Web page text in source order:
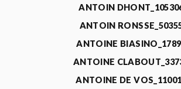
ANTOIN
ANTOIN
ANTOINE
ANTOINE
ANTOINE DE